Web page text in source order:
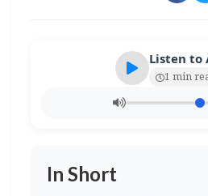
Listen to
1 min
In Short